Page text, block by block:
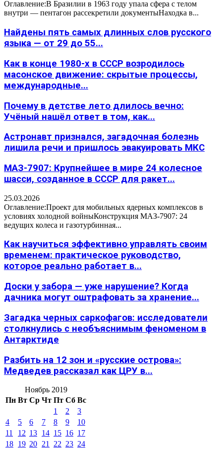
Оглавление:В Бразилии в 1963 году упала сфера с телом
внутри — пентагон рассекретили документыНаходка в...
Найдены пять самых длинных слов русского
языка — от 29 до 55...
Как в конце 1980-х в СССР возродилось
масонское движение: скрытые процессы,
международные...
Почему в детстве лето длилось вечно:
Учёный нашёл ответ в том, как...
Астронавт признался, загадочная болезнь
лишила речи и пришлось эвакуировать МКС
МАЗ-7907: Крупнейшее в мире 24 колесное
шасси, созданное в СССР для ракет...
25.03.2026
Оглавление:Проект для мобильных ядерных комплексов в
условиях холодной войныКонструкция МАЗ-7907: 24
ведущих колеса и газотурбинная...
Как научиться эффективно управлять своим
временем: практическое руководство,
которое реально работает в...
Доски у забора — уже нарушение? Когда
дачника могут оштрафовать за хранение...
Загадка черных саркофагов: исследователи
столкнулись с необъяснимым феноменом в
Антарктиде
Разбить на 12 зон и «русские острова»:
Медведев рассказал как ЦРУ в...
Ноябрь 2019
Пн Вт Ср Чт Пт Сб Вс
1
2
3
4
5 6 7 8 9
10
11
12 13 14 15 16 17
18 19 20 21 22 23 24